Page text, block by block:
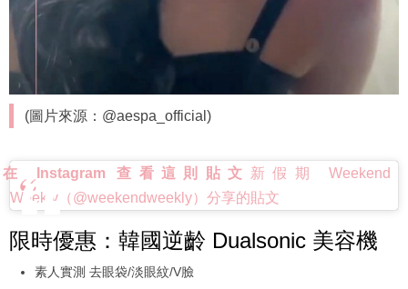
在 Instagram 查看這則貼文新假期 Weekend
Weekly（@weekendweekly）分享的貼文
限時優惠：韓國逆齡 Dualsonic 美容機
輸入「NMG100」優惠碼額外減$100